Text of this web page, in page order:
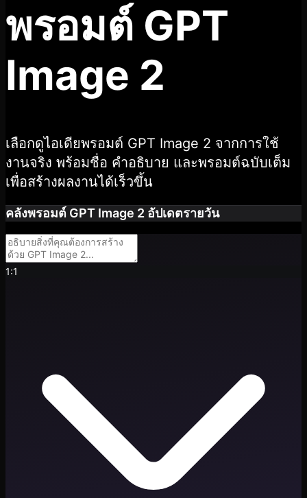
พรอมต์ GPT
Image 2
เลือกดูไอเดียพรอมต์ GPT Image 2 จากการใช้
งานจริง พร้อมชื่อ คำอธิบาย และพรอมต์ฉบับเต็ม
เพื่อสร้างผลงานได้เร็วขึ้น
คลังพรอมต์ GPT Image 2 อัปเดตรายวัน
1:1